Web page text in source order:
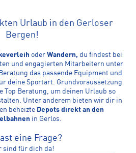
Urlaub in den Gerloser
Bergen!
oder Wandern, du findest bei
und engagierten Mitarbeitern unter
das passende Equipment und
deine Sportart. Grundvoraussetzung
Top Beratung, um deinen Urlaub so
Unter anderem bieten wir dir in
beheizte Depots direkt an den
in Gerlos.
eine Frage?
sind für dich da!